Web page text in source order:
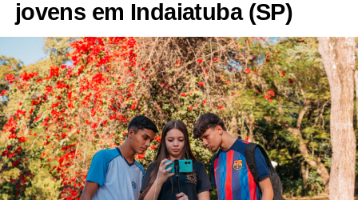
jovens em Indaiatuba (SP)